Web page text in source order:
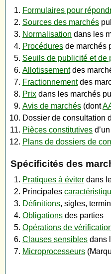
Formulaires pour
Sources des marchés
Normalisation dans les
Procédures de marchés
Seuils de publicité et de
Allotissementdes
Fractionnementdes
Prix dans les marchés
Avis de marchés (dont
Dossier de consultation
Pièces constitutives
Plans de dossiers de
Spécificités des
Pratiques à éviter dans
Principales
Définitions, sigles,
Obligations des parties
Opérations de
Clauses sensibles dans
Microprocesseurs